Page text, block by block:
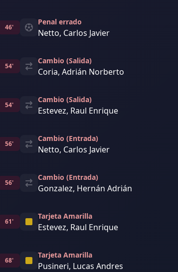
46'
Penal errado
Netto, Carlos Javier
54'
Cambio (Salida)
Coria, Adrián Norberto
54'
Cambio (Salida)
Estevez, Raul Enrique
56'
Cambio (Entrada)
Netto, Carlos Javier
56'
Cambio (Entrada)
Gonzalez, Hernán Adrián
61'
Tarjeta Amarilla
Estevez, Raul Enrique
68'
Tarjeta Amarilla
Pusineri, Lucas Andres